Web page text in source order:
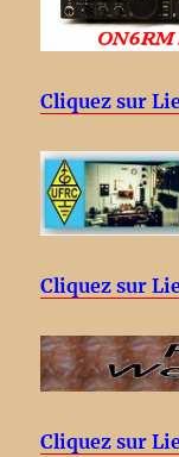
Cliquez sur
Cliquez sur
Cliquez sur